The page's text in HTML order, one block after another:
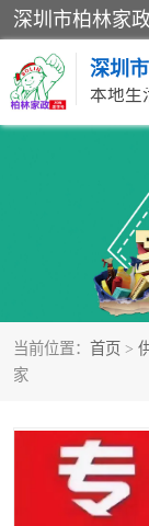
深圳
本地生
当前位置： 首页 >
家